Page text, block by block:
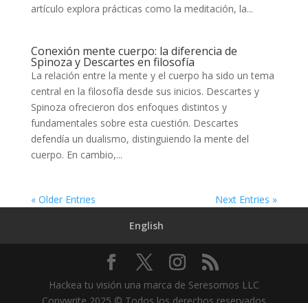
artículo explora prácticas como la meditación, la...
Conexión mente cuerpo: la diferencia de
Spinoza y Descartes en filosofía
La relación entre la mente y el cuerpo ha sido un tema
central en la filosofía desde sus inicios. Descartes y
Spinoza ofrecieron dos enfoques distintos y
fundamentales sobre esta cuestión. Descartes
defendía un dualismo, distinguiendo la mente del
cuerpo. En cambio,...
« Older Entries
Next Entries »
English
Hackea tu visión una marca de Seresomos LLC